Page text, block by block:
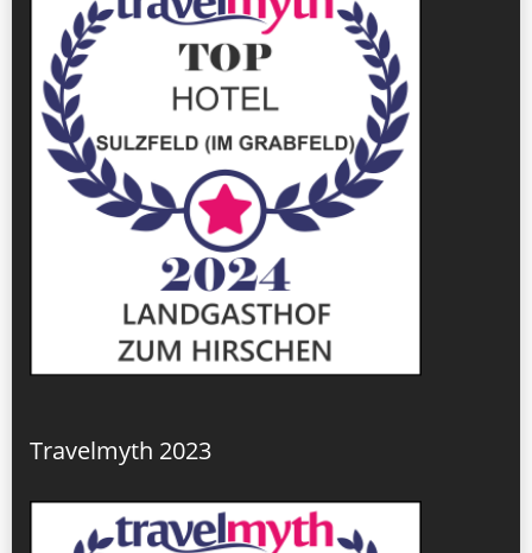
Travelmyth 2023